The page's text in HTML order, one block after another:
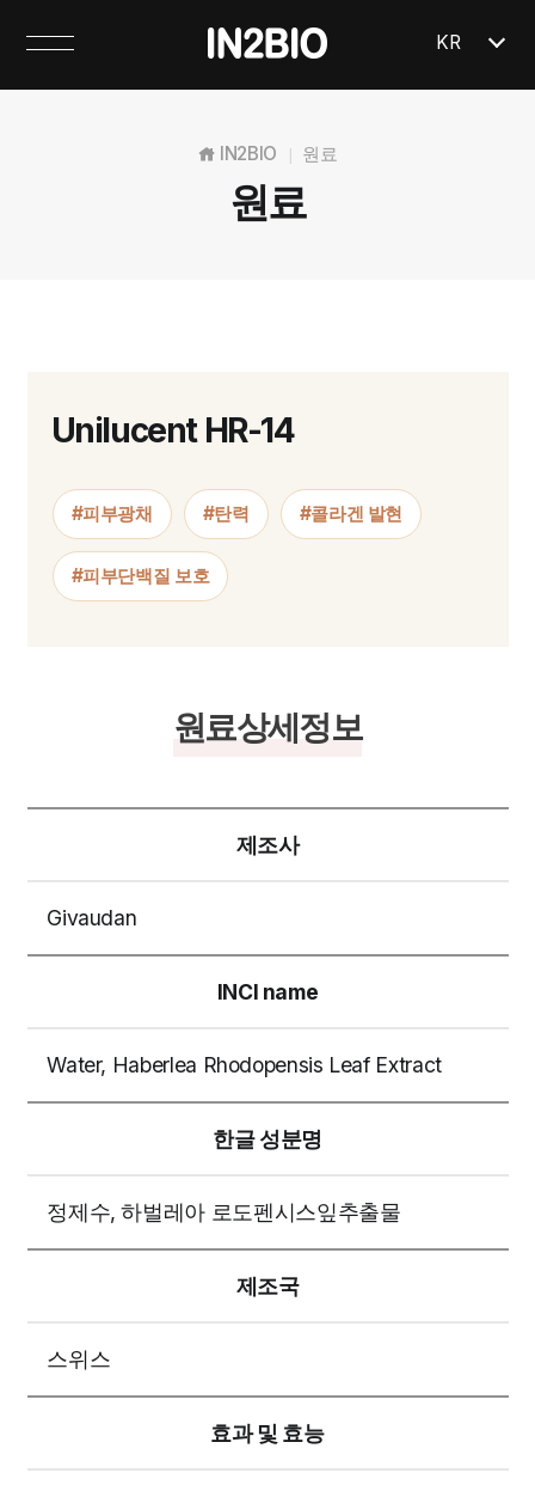
KR
IN2BIO 원료
원료
Unilucent HR-14
#피부광채 #탄력 #콜라겐 발현
#피부단백질 보호
원료상세정보
제조사
Givaudan
INCI name
Water, Haberlea Rhodopensis Leaf Extract
한글 성분명
정제수, 하벌레아 로도펜시스잎추출물
제조국
스위스
효과 및 효능